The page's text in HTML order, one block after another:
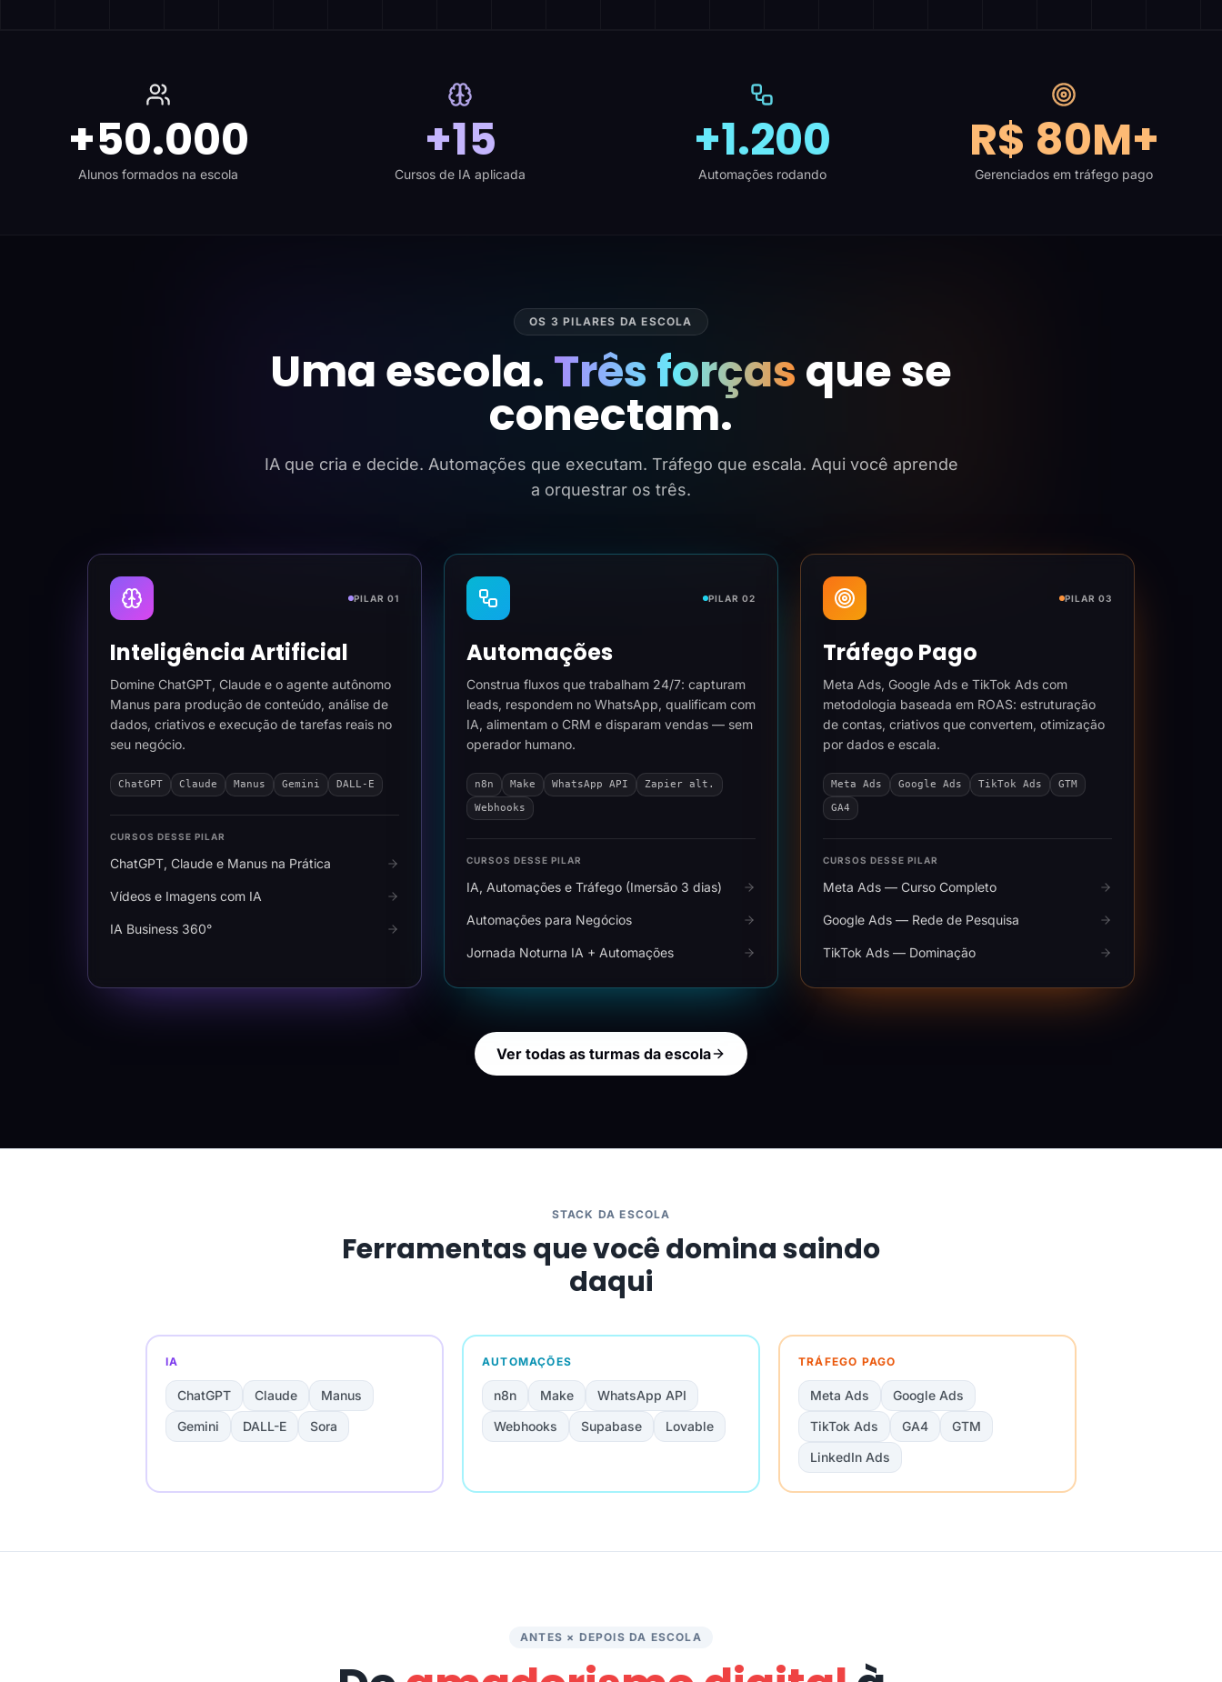
+50.000
Alunos formados na escola
+15
Cursos de IA aplicada
+1.200
Automações rodando
R$ 80M+
Gerenciados em tráfego pago
OS 3 PILARES DA ESCOLA
Uma escola.Três forçasque se
conectam.
IA que cria e decide. Automações que executam. Tráfego que escala. Aqui você aprende
a orquestrar os três.
PILAR 01
Inteligência Artificial
Domine ChatGPT, Claude e o agente autônomo
Manus para produção de conteúdo, análise de
dados, criativos e execução de tarefas reais no
seu negócio.
ChatGPT Claude Manus Gemini DALL-E
CURSOS DESSE PILAR
ChatGPT, Claude e Manus na Prática
Vídeos e Imagens com IA
IA Business 360°
PILAR 02
Automações
Construa fluxos que trabalham 24/7: capturam
leads, respondem no WhatsApp, qualificam com
IA, alimentam o CRM e disparam vendas — sem
operador humano.
n8n Make WhatsApp API
Zapier alt.
Webhooks
CURSOS DESSE PILAR
IA, Automações e Tráfego (Imersão 3 dias)
Automações para Negócios
Jornada Noturna IA + Automações
PILAR 03
Tráfego Pago
Meta Ads, Google Ads e TikTok Ads com
metodologia baseada em ROAS: estruturação
de contas, criativos que convertem, otimização
por dados e escala.
Meta Ads Google Ads TikTok Ads
GTM
GA4
CURSOS DESSE PILAR
Meta Ads — Curso Completo
Google Ads — Rede de Pesquisa
TikTok Ads — Dominação
Ver todas as turmas da escola
STACK DA ESCOLA
Ferramentas que você domina saindo
daqui
IA
ChatGPT Claude
Manus
Gemini
DALL-E Sora
AUTOMAÇÕES
n8n Make
WhatsApp API
Webhooks
Supabase Lovable
TRÁFEGO PAGO
Meta Ads
Google Ads
TikTok Ads
GA4
GTM
LinkedIn Ads
ANTES × DEPOIS DA ESCOLA